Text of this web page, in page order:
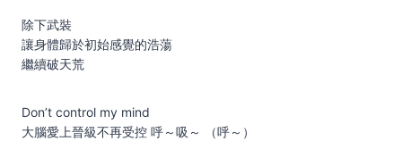
除下武裝
讓身體歸於初始感覺的浩蕩
繼續破天荒
Don’t control my mind
大腦愛上晉級不再受控 呼～吸～ （呼～）